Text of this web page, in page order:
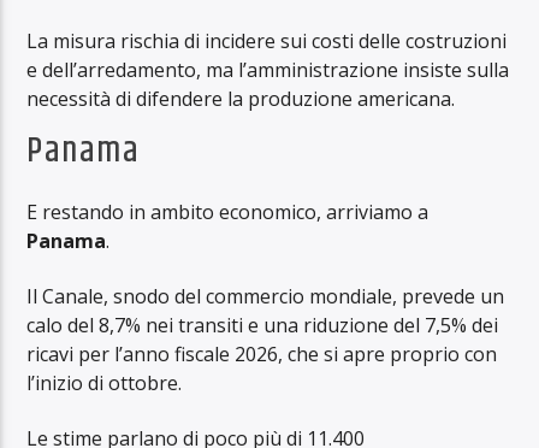
La misura rischia di incidere sui costi delle costruzioni
e dell’arredamento, ma l’amministrazione insiste sulla
necessità di difendere la produzione americana.
Panama
E restando in ambito economico, arriviamo a
Panama.
Il Canale, snodo del commercio mondiale, prevede un
calo del 8,7% nei transiti e una riduzione del 7,5% dei
ricavi per l’anno fiscale 2026, che si apre proprio con
l’inizio di ottobre.
Le stime parlano di poco più di 11.400